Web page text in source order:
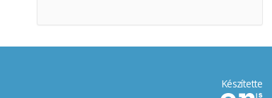
Készítette